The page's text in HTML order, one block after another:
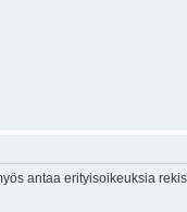
antaa erityisoikeuksia